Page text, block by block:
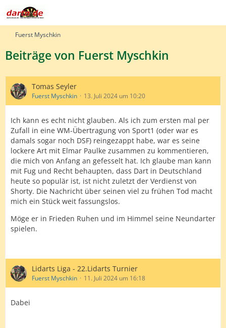
Fuerst Myschkin
Beiträge von Fuerst Myschkin
Tomas Seyler
Fuerst Myschkin 13. Juli 2024 um 10:20
Ich kann es echt nicht glauben. Als ich zum ersten mal per
Zufall in eine WM-Übertragung von Sport1 (oder war es
damals sogar noch DSF) reingezappt habe, war es seine
lockere Art mit Elmar Paulke zusammen zu kommentieren,
die mich von Anfang an gefesselt hat. Ich glaube man kann
mit Fug und Recht behaupten, dass Dart in Deutschland
heute so populär ist, ist nicht zuletzt der Verdienst von
Shorty. Die Nachricht über seinen viel zu frühen Tod macht
mich ein Stück weit fassungslos.
Möge er in Frieden Ruhen und im Himmel seine Neundarter
spielen.
Lidarts Liga - 22.Lidarts Turnier
Fuerst Myschkin 11. Juli 2024 um 16:18
Dabei